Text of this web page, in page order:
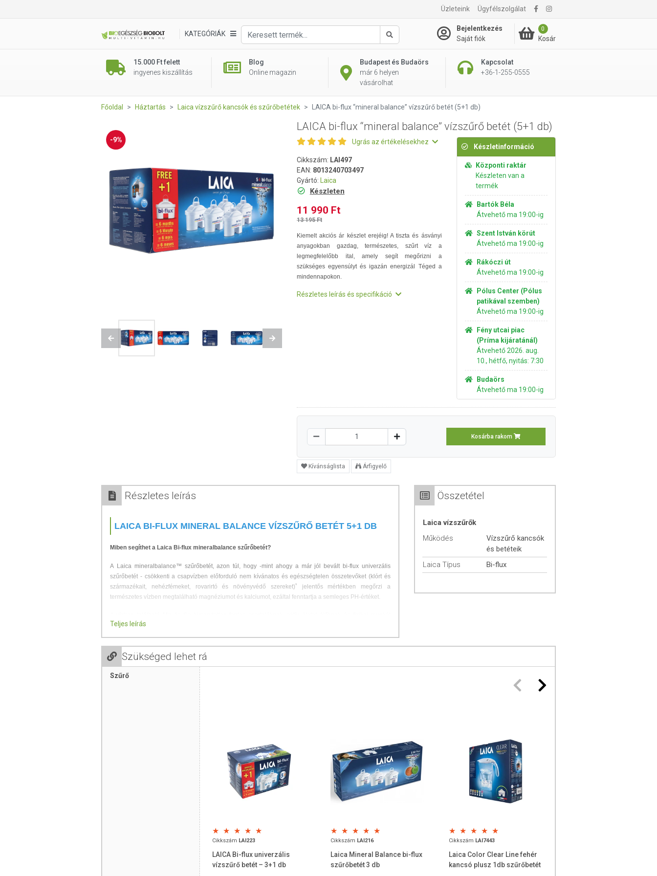
Üzleteink Ügyfélszolgálat
KATEGÓRIÁK
Keresés
Bejelentkezés
Saját fiók
0
Kosár
15.000 Ft felett
ingyenes kiszállítás
Blog
Online magazin
Budapest és Budaörs
már 6 helyen
vásárolhat
Kapcsolat
+36-1-255-0555
11 990 Ft Kosárba rakom
Főoldal Háztartás Laica vízszűrő kancsók és szűrőbetétek LAICA bi-flux “mineral balance” vízszűrő betét (5+1 db)
-9%
Previous Next
LAICA bi-flux “mineral balance” vízszűrő betét (5+1 db)
Ugrás az értékelésekhez
Cikkszám: LAI497
EAN: 8013240703497
Gyártó:
Laica
Készleten
11 990 Ft
13 195 Ft
Kiemelt akciós ár készlet erejéig! A tiszta és ásványi
anyagokban gazdag, természetes, szűrt víz a
legmegfelelőbb ital, amely segít megőrizni a
szükséges egyensúlyt és igazán energizál Téged a
mindennapokon.
Részletes leírás és specifikáció
Készletinformáció
Központi raktár
Készleten van a
termék
Bartók Béla
Átvehető ma 19:00-ig
Szent István körút
Átvehető ma 19:00-ig
Rákóczi út
Átvehető ma 19:00-ig
Pólus Center (Pólus
patikával szemben)
Átvehető ma 19:00-ig
Fény utcai piac
(Príma kijáratánál)
Átvehető 2026. aug.
10., hétfő, nyitás: 7:30
Budaörs
Átvehető ma 19:00-ig
Kosárba rakom
Kívánságlista Árfigyelő
Részletes leírás
LAICA BI-FLUX MINERAL BALANCE VÍZSZŰRŐ BETÉT 5+1 DB
Miben segíthet a Laica Bi-flux mineralbalance szűrőbetét?
A Laica mineralbalance™ szűrőbetét, azon túl, hogy -mint ahogy a már jól bevált bi-flux univerzális
szűrőbetét - csökkenti a csapvízben előforduló nem kívánatos és egészségtelen összetevőket (klórt és
származékait, nehézfémeket, rovarirtó és növényvédő szereket)*
jelentős mértékben megőrzi a
természetes vízben megtalálható magnéziumot és kalciumot, ezáltal fenntartja a semleges PH-értéket.
végzőknek. Segít a stressz leküzdésében és a koncentráció fenntartásában.
Ásványi anyag és pH egyensúly a mindennapokra
A tiszta és ásványi anyagokban gazdag, természetes, szűrt víz a legmegfelelőbb ital, amely segít
megőrizni a szükséges egyensúlyt és igazán energizál Téged a mindennapokon.
Azt rendszeres mosolygóvíz fogyasztóként már valószínűleg tudod, hogy a vízszűrő kancsód „szíve” a
cserélhető szűrőbetét, amely alapvetően felelős azért, hogy Te minél finomabb és egészségesebb vízhez
juthass. Tanulmányok sora bizonyítja, hogy a folyadékkal bevitt ásványi sók még gyorsabban beépülnek a
szervezetedbe, mint más élelmiszerrel. Ezt az igényt felismerve, a LAICA kifejlesztette a „Mineral
Balance” (ásványi egyensúly) speciális bi-flux szűrőbetétet, amely – az univerzális szűrőhöz képest – még
hatékonyabban fenntartja a vízben, a szervezeted számára fontos ásványi anyagokat és a pH egyensúlyt,
miközben könyörtelenül leszámol az egészségedre káros, nem kívánatos összetevőkkel, mint pl. a klór,
nehézfémek, növény –és gyomirtó szer maradványok*.
(amennyiben a csapvíz tartalmaz ilyet)
A rendszer kulcs eleme a legújabb fejlesztésű Bi-flux szűrőbetét, amely ioncserélő gyanta és aktív szén
keveréket tartalmazza, valamint *egyedi felépítése szabadalommal védett (*Önmagában erre - a Bi-flux
szűrőn kívül - nem képes egyik szűrő sem).
Teljes leírás
Összetétel
Laica vízszűrők
Működés
Vízszűrő kancsók
és betéteik
Laica Típus
Bi-flux
Szükséged lehet rá
Szűrő
Cikkszám LAI223
LAICA Bi-flux univerzális
vízszűrő betét – 3+1 db
Cikkszám LAI216
Laica Mineral Balance bi-flux
szűrőbetét 3 db
Cikkszám LAI7443
Laica Color Clear Line fehér
kancsó plusz 1db szűrőbetét